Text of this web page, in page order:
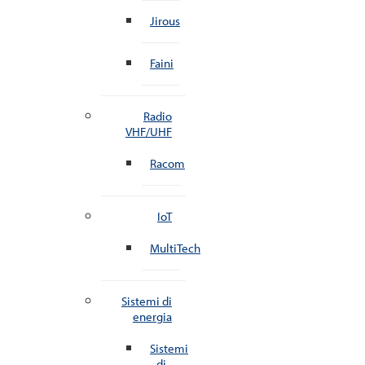
Jirous
Faini
Radio
VHF/UHF
Racom
IoT
MultiTech
Sistemi di
energia
Sistemi